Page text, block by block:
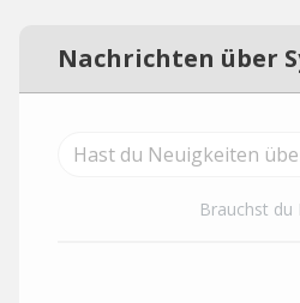
Nachrichten über
Brauchst du